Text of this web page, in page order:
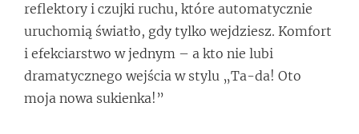
reflektory i czujki ruchu, które automatycznie
uruchomią światło, gdy tylko wejdziesz. Komfort
i efekciarstwo w jednym – a kto nie lubi
dramatycznego wejścia w stylu „Ta-da! Oto
moja nowa sukienka!”